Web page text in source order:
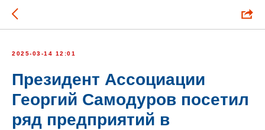
2025-03-14 12:01
Президент Ассоциации
Георгий Самодуров посетил
ряд предприятий в